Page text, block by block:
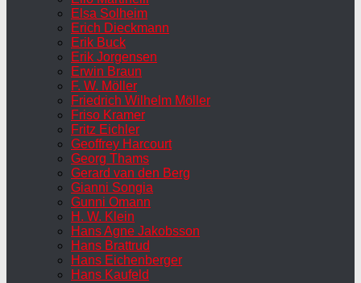
Elsa Solheim
Erich Dieckmann
Erik Buck
Erik Jorgensen
Erwin Braun
F. W. Möller
Friedrich Wilhelm Möller
Friso Kramer
Fritz Eichler
Geoffrey Harcourt
Georg Thams
Gerard van den Berg
Gianni Songia
Gunni Omann
H. W. Klein
Hans Agne Jakobsson
Hans Brattrud
Hans Eichenberger
Hans Kaufeld